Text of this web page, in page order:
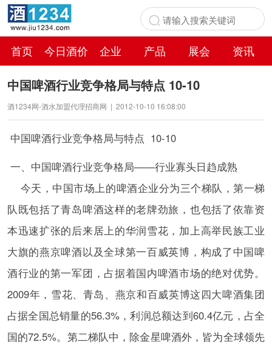
首页 今日酒价 企业 产品 展会
资讯
百科
中国啤酒行业竞争格局与特点 10-10
酒1234网-酒水加盟代理招商网 | 2012-10-10 16:08:00
中国啤酒行业竞争格局与特点 10-10
一、中国啤酒行业竞争格局——行业寡头日趋成熟
今天，中国市场上的啤酒企业分为三个梯队，第一梯
队既包括了青岛啤酒这样的老牌劲旅，也包括了依靠资
本迅速扩张的后来居上的华润雪花，加上高举民族工业
大旗的燕京啤酒以及全球第一百威英博，构成了中国啤
酒行业的第一军团，占据着国内啤酒市场的绝对优势。
2009年，雪花、青岛、燕京和百威英博这四大啤酒集团
占据全国总销量的56.3%，利润总额达到60.4亿元，占全
国的72.5%。第二梯队中，除金星啤酒外，皆为全球领先